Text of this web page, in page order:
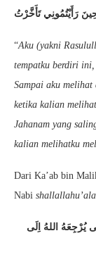
رَأَيْتُمُونِي تَأَخَّرْتُ
“Aku (yakni
tempatku berdiri ini,
Sampai aku
ketika kalian
Jahanam yang
kalian melihatku
Dari Ka’ab bin
Nabi
يُرْجِعَهُ اللهُ اِلَى